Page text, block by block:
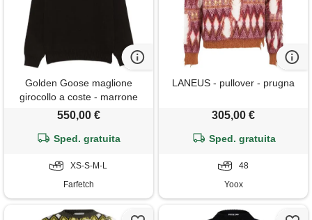
Golden Goose maglione
girocollo a coste - marrone
550,00 €
Sped. gratuita
XS-S-M-L
Farfetch
LANEUS - pullover - prugna
305,00 €
Sped. gratuita
48
Yoox